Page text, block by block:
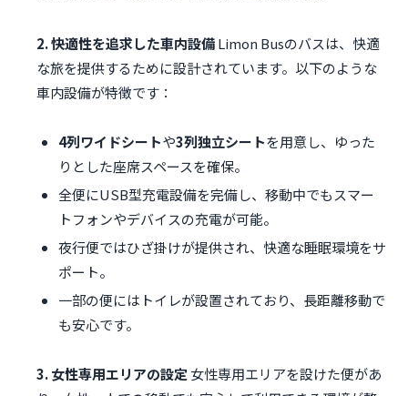
2. 快適性を追求した車内設備Limon Busのバスは、快適
な旅を提供するために設計されています。以下のような
車内設備が特徴です：
4列ワイドシートや3列独立シートを用意し、ゆった
りとした座席スペースを確保。
全便にUSB型充電設備を完備し、移動中でもスマー
トフォンやデバイスの充電が可能。
夜行便ではひざ掛けが提供され、快適な睡眠環境をサ
ポート。
一部の便にはトイレが設置されており、長距離移動で
も安心です。
3. 女性専用エリアの設定 女性専用エリアを設けた便があ